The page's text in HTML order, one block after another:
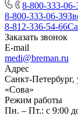
8-800-333-06-
8-800-333-06-39
8-812-336-54-66
Заказать звонок
E-mail
medi@breman.ru
Адрес
Санкт-
«Сова»
Режим работы
Пн. – Пт.: с 9:00